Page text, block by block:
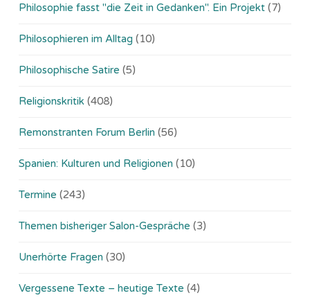
Philosophie fasst "die Zeit in Gedanken". Ein Projekt (7)
Philosophieren im Alltag (10)
Philosophische Satire (5)
Religionskritik (408)
Remonstranten Forum Berlin (56)
Spanien: Kulturen und Religionen (10)
Termine (243)
Themen bisheriger Salon-Gespräche (3)
Unerhörte Fragen (30)
Vergessene Texte – heutige Texte (4)